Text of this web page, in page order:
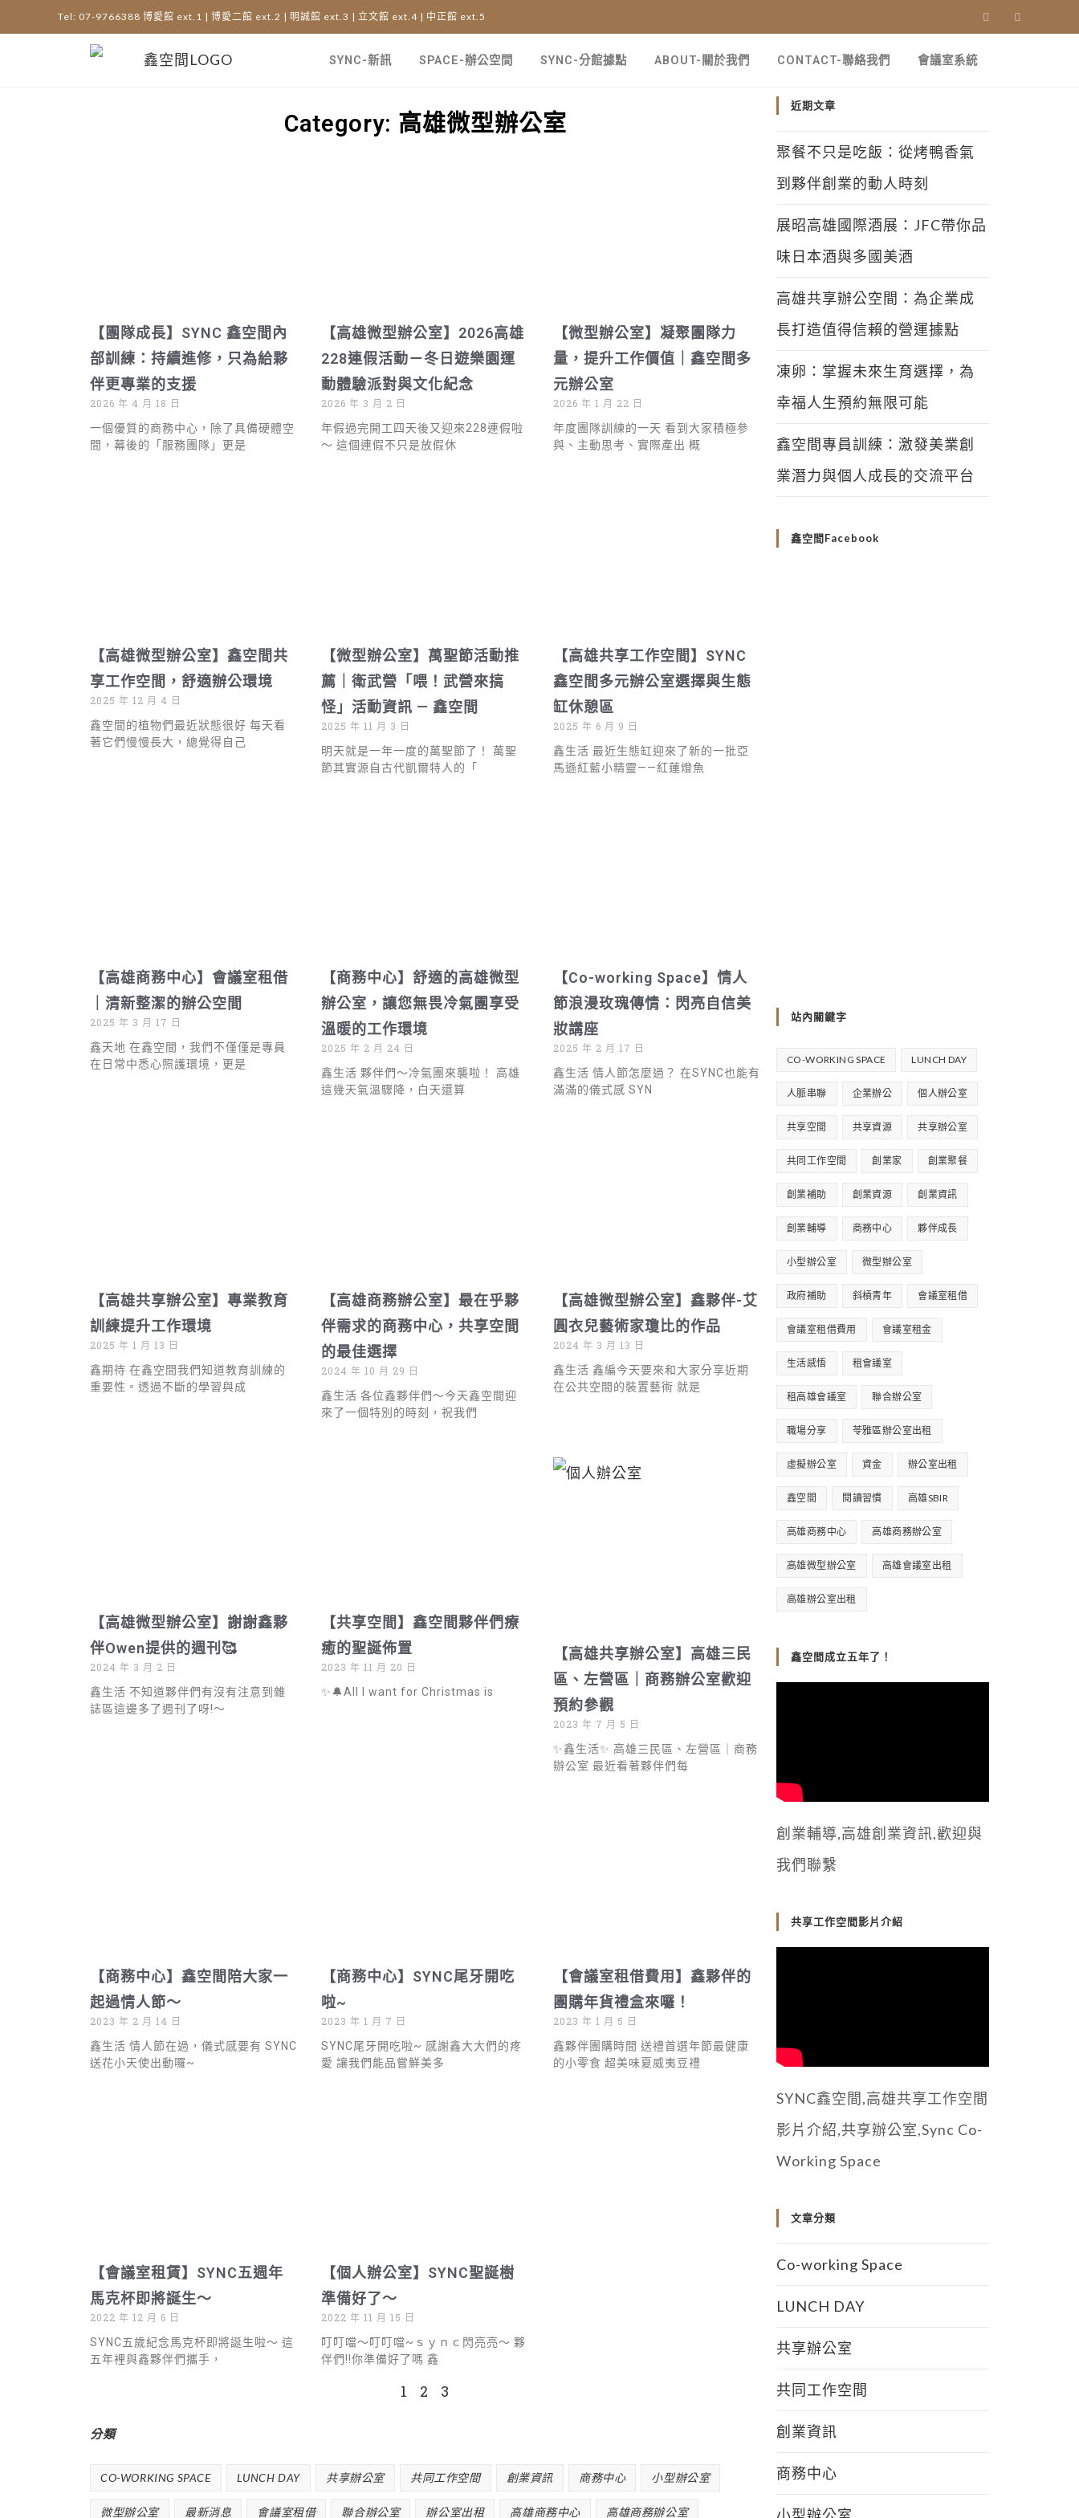
Tel: 07-9766388 博愛館 ext.1 | 博愛二館 ext.2 | 明誠館 ext.3 | 立文館 ext.4 | 中正館 ext.5
SYNC-新訊 SPACE-辦公空間 SYNC-分館據點 ABOUT-關於我們 CONTACT-聯絡我們 會議室系統
Category: 高雄微型辦公室
【團隊成長】SYNC 鑫空間內
部訓練：持續進修，只為給夥
伴更專業的支援
2026 年 4 月 18 日
一個優質的商務中心，除了具備硬體空
間，幕後的「服務團隊」更是
【高雄微型辦公室】2026高雄
228連假活動－冬日遊樂園運
動體驗派對與文化紀念
2026 年 3 月 2 日
年假過完開工四天後又迎來228連假啦
～ 這個連假不只是放假休
【微型辦公室】凝聚團隊力
量，提升工作價值｜鑫空間多
元辦公室
2026 年 1 月 22 日
年度團隊訓練的一天 看到大家積極參
與、主動思考、實際產出 概
【高雄微型辦公室】鑫空間共
享工作空間，舒適辦公環境
2025 年 12 月 4 日
鑫空間的植物們最近狀態很好 每天看
著它們慢慢長大，總覺得自己
【微型辦公室】萬聖節活動推
薦｜衛武營「喂！武營來搞
怪」活動資訊 — 鑫空間
2025 年 11 月 3 日
明天就是一年一度的萬聖節了！ 萬聖
節其實源自古代凱爾特人的「
【高雄共享工作空間】SYNC
鑫空間多元辦公室選擇與生態
缸休憩區
2025 年 6 月 9 日
鑫生活 最近生態缸迎來了新的一批亞
馬遜紅藍小精靈——紅蓮燈魚
【高雄商務中心】會議室租借
｜清新整潔的辦公空間
2025 年 3 月 17 日
鑫天地 在鑫空間，我們不僅僅是專員
在日常中悉心照護環境，更是
【商務中心】舒適的高雄微型
辦公室，讓您無畏冷氣團享受
溫暖的工作環境
2025 年 2 月 24 日
鑫生活 夥伴們～冷氣團來襲啦！ 高雄
這幾天氣溫驟降，白天還算
【Co-working Space】情人
節浪漫玫瑰傳情：閃亮自信美
妝講座
2025 年 2 月 17 日
鑫生活 情人節怎麼過？ 在SYNC也能有
滿滿的儀式感 SYN
【高雄共享辦公室】專業教育
訓練提升工作環境
2025 年 1 月 13 日
鑫期待 在鑫空間我們知道教育訓練的
重要性。透過不斷的學習與成
【高雄商務辦公室】最在乎夥
伴需求的商務中心，共享空間
的最佳選擇
2024 年 10 月 29 日
鑫生活 各位鑫夥伴們～今天鑫空間迎
來了一個特別的時刻，祝我們
【高雄微型辦公室】鑫夥伴-艾
圓衣兒藝術家瓊比的作品
2024 年 3 月 13 日
鑫生活 鑫編今天要來和大家分享近期
在公共空間的裝置藝術 就是
【高雄微型辦公室】謝謝鑫夥
伴Owen提供的週刊🥰
2024 年 3 月 2 日
鑫生活 不知道夥伴們有沒有注意到雜
誌區這邊多了週刊了呀!～
【共享空間】鑫空間夥伴們療
癒的聖誕佈置
2023 年 11 月 20 日
✨🔔All I want for Christmas is
【高雄共享辦公室】高雄三民
區、左營區｜商務辦公室歡迎
預約參觀
2023 年 7 月 5 日
✨鑫生活✨ 高雄三民區、左營區｜商務
辦公室 最近看著夥伴們每
【商務中心】鑫空間陪大家一
起過情人節～
2023 年 2 月 14 日
鑫生活 情人節在過，儀式感要有 SYNC
送花小天使出動囉~
【商務中心】SYNC尾牙開吃
啦~
2023 年 1 月 7 日
SYNC尾牙開吃啦~ 感謝鑫大大們的疼
愛 讓我們能品嘗鮮美多
【會議室租借費用】鑫夥伴的
團購年貨禮盒來囉！
2023 年 1 月 5 日
鑫夥伴團購時間 送禮首選年節最健康
的小零食 超美味夏威夷豆禮
【會議室租賃】SYNC五週年
馬克杯即將誕生～
2022 年 12 月 6 日
SYNC五歲紀念馬克杯即將誕生啦～ 這
五年裡與鑫夥伴們攜手，
【個人辦公室】SYNC聖誕樹
準備好了～
2022 年 11 月 15 日
叮叮噹～叮叮噹~ｓｙｎｃ閃亮亮～ 夥
伴們!!你準備好了嗎 鑫
1 2 3
分類
CO-WORKING SPACE LUNCH DAY 共享辦公室 共同工作空間 創業資訊 商務中心 小型辦公室
微型辦公室 最新消息 會議室租借 聯合辦公室 辦公室出租 高雄商務中心 高雄商務辦公室
近期文章
聚餐不只是吃飯：從烤鴨香氣
到夥伴創業的動人時刻
展昭高雄國際酒展：JFC帶你品
味日本酒與多國美酒
高雄共享辦公空間：為企業成
長打造值得信賴的營運據點
凍卵：掌握未來生育選擇，為
幸福人生預約無限可能
鑫空間專員訓練：激發美業創
業潛力與個人成長的交流平台
鑫空間Facebook
站內關鍵字
CO-WORKING SPACE LUNCH DAY
人脈串聯 企業辦公 個人辦公室
共享空間 共享資源 共享辦公室
共同工作空間 創業家 創業聚餐
創業補助 創業資源 創業資訊
創業輔導 商務中心 夥伴成長
小型辦公室 微型辦公室
政府補助 斜槓青年 會議室租借
會議室租借費用 會議室租金
生活感悟 租會議室
租高雄會議室 聯合辦公室
職場分享 苓雅區辦公室出租
虛擬辦公室 資金 辦公室出租
鑫空間 閱讀習慣 高雄SBIR
高雄商務中心 高雄商務辦公室
高雄微型辦公室 高雄會議室出租
高雄辦公室出租
鑫空間成立五年了！
創業輔導,高雄創業資訊,歡迎與
我們聯繫
共享工作空間影片介紹
SYNC鑫空間,高雄共享工作空間
影片介紹,共享辦公室,Sync Co-
Working Space
文章分類
Co-working Space
LUNCH DAY
共享辦公室
共同工作空間
創業資訊
商務中心